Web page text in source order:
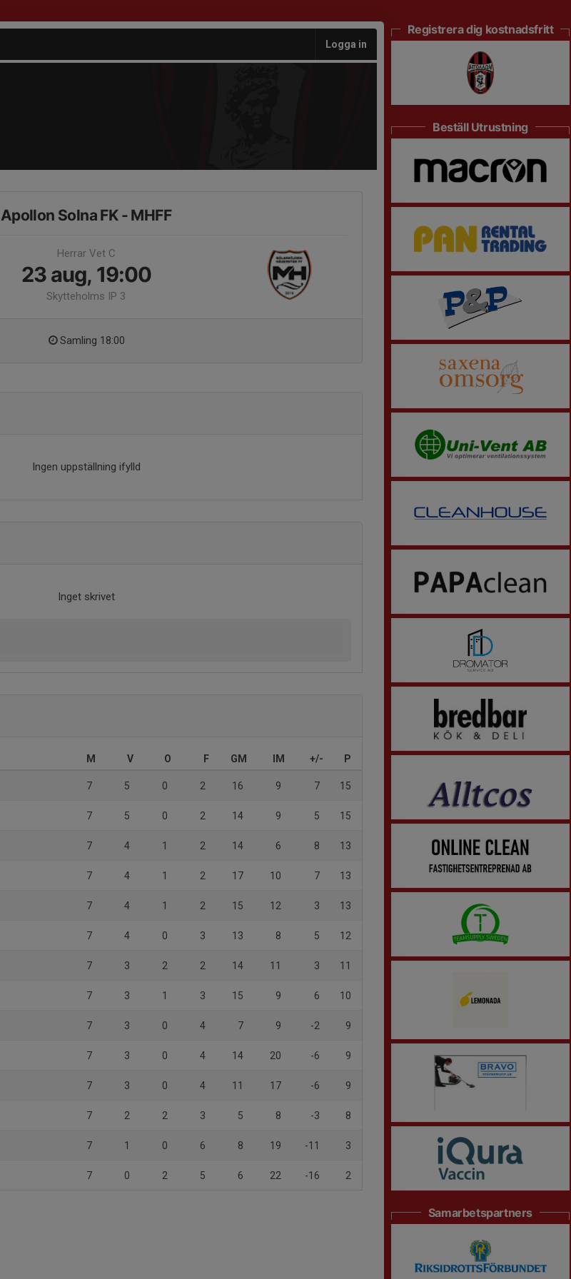
Logga in
Apollon Solna FK - MHFF
Herrar Vet C
23 aug, 19:00
Skytteholms IP 3
Samling 18:00
Ingen uppställning ifylld
Inget skrivet
M V O F GM IM +/- P
7 5 0 2 16 9 7 15
7 5 0 2 14 9 5 15
7 4 1 2 14 6 8 13
7 4 1 2 17 10 7 13
7 4 1 2 15 12 3 13
7 4 0 3 13 8 5 12
7 3 2 2 14 11 3 11
7 3 1 3 15 9 6 10
7 3 0 4 7 9 -2 9
7 3 0 4 14 20 -6 9
7 3 0 4 11 17 -6 9
7 2 2 3 5 8 -3 8
7 1 0 6 8 19 -11 3
7 0 2 5 6 22 -16 2
Registrera dig kostnadsfritt
Beställ Utrustning
Samarbetspartners